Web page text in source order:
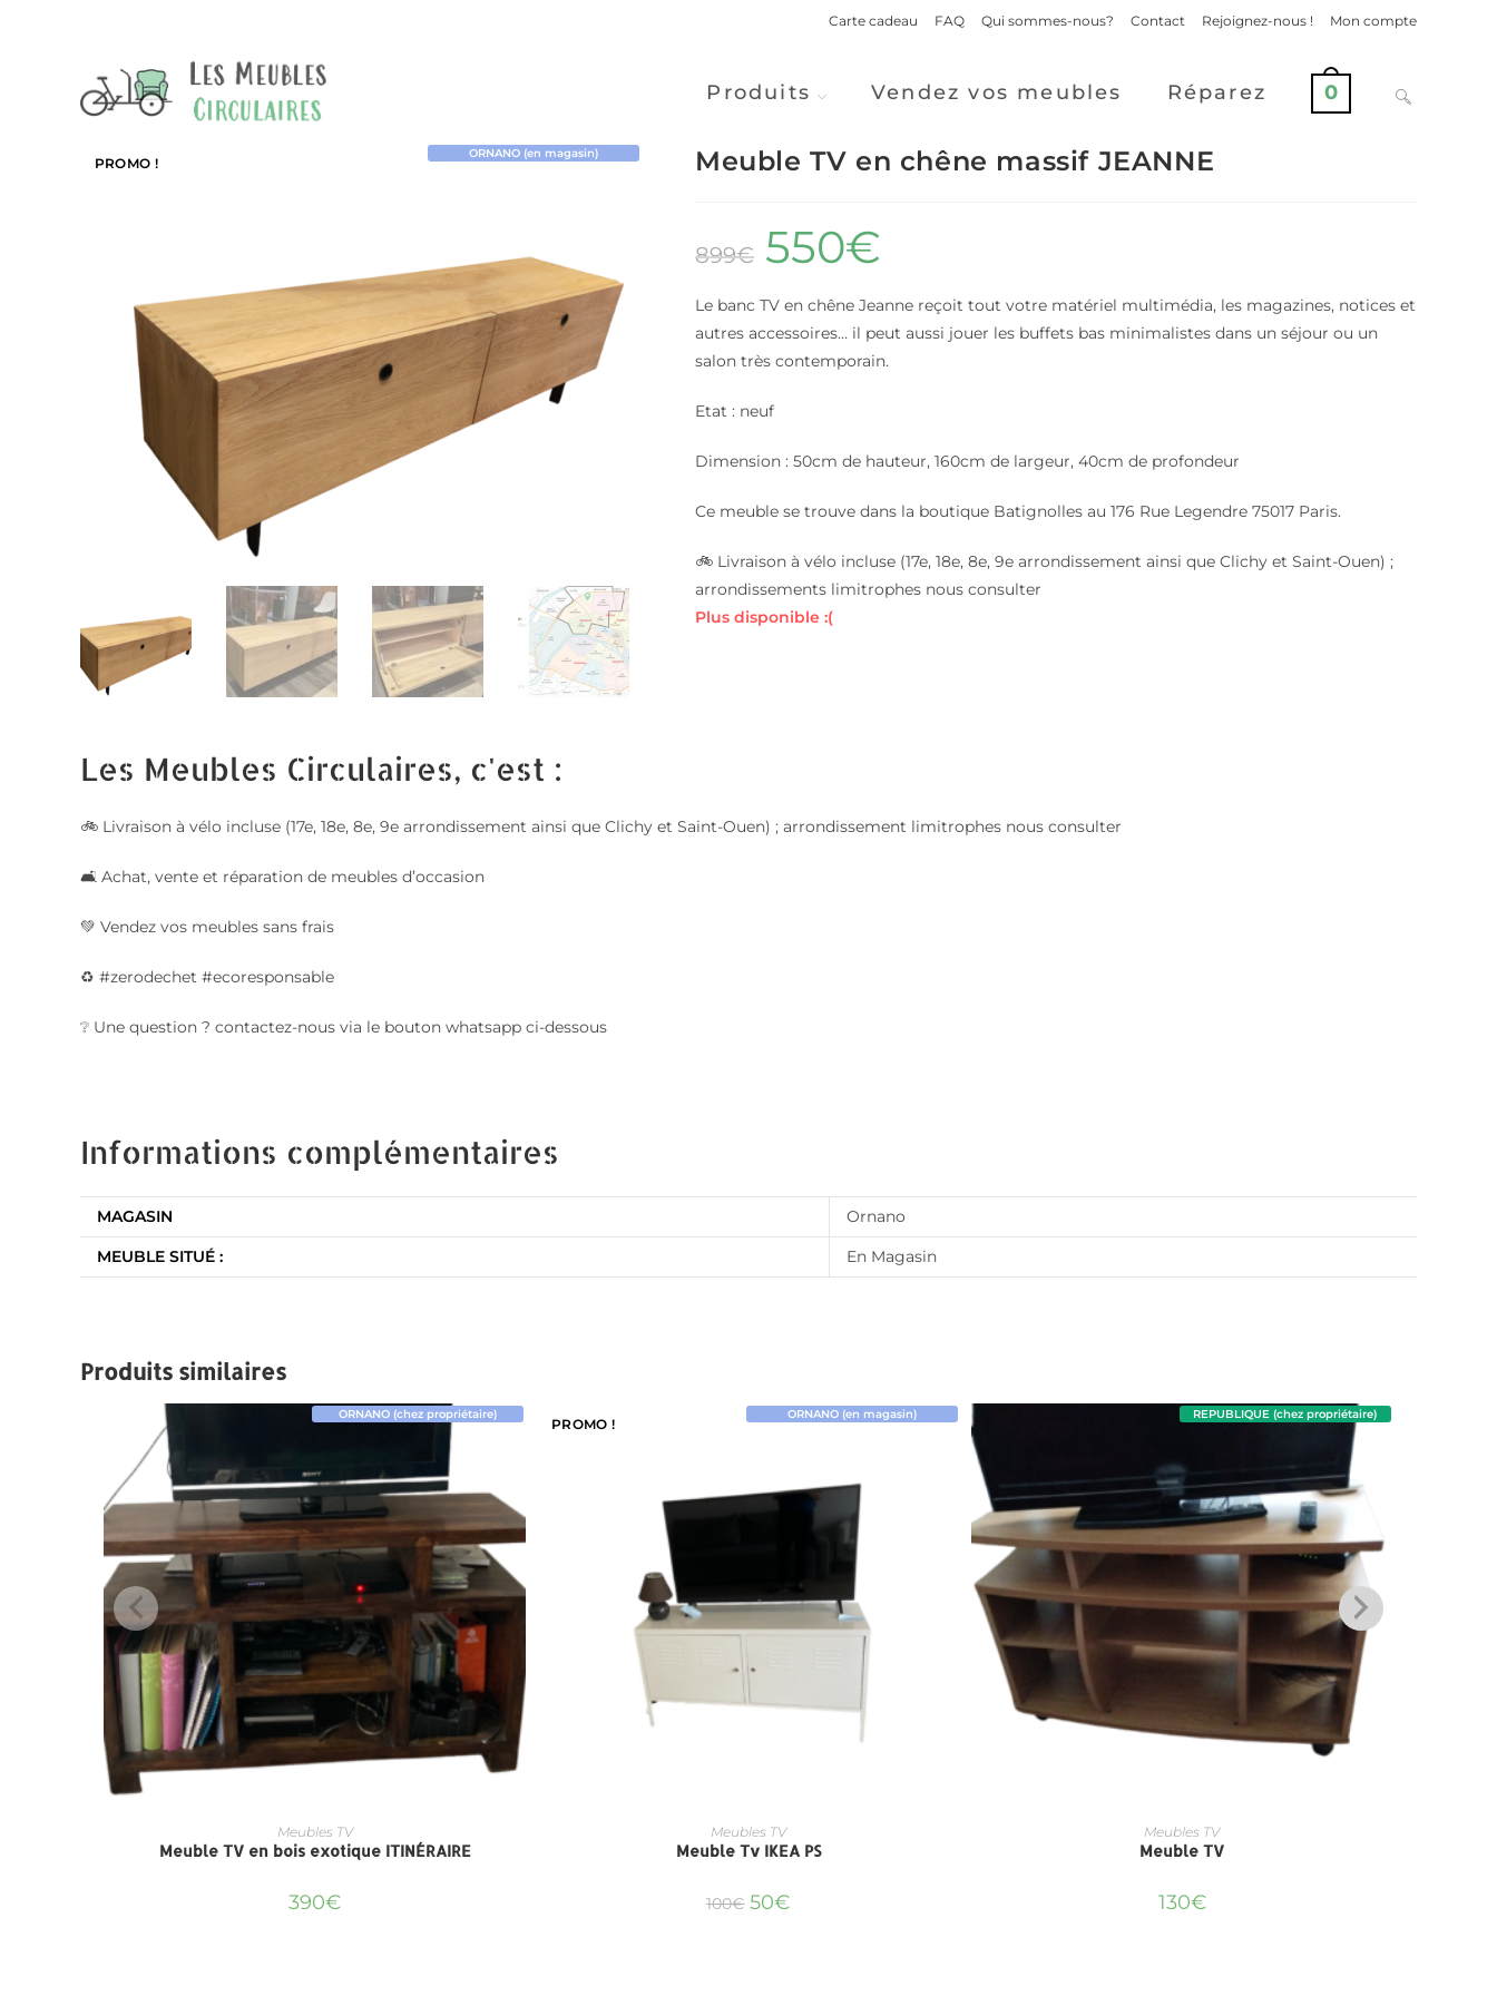
Carte cadeau FAQ Qui sommes-nous? Contact Rejoignez-nous ! Mon compte
Produits Vendez vos meubles Réparez 0
PROMO !
ORNANO (en magasin) Meuble TV en chêne massif JEANNE
899€ 550€
Le banc TV en chêne Jeanne reçoit tout votre matériel multimédia, les magazines, notices et
autres accessoires… il peut aussi jouer les buffets bas minimalistes dans un séjour ou un
salon très contemporain.
Etat : neuf
Dimension : 50cm de hauteur, 160cm de largeur, 40cm de profondeur
Ce meuble se trouve dans la boutique Batignolles au 176 Rue Legendre 75017 Paris.
🚲 Livraison à vélo incluse (17e, 18e, 8e, 9e arrondissement ainsi que Clichy et Saint-Ouen) ;
arrondissements limitrophes nous consulter
Plus disponible :(
Les Meubles Circulaires, c'est :
🚲 Livraison à vélo incluse (17e, 18e, 8e, 9e arrondissement ainsi que Clichy et Saint-Ouen) ; arrondissement limitrophes nous consulter
🛋️ Achat, vente et réparation de meubles d’occasion
💚 Vendez vos meubles sans frais
♻️ #zerodechet #ecoresponsable
❔ Une question ? contactez-nous via le bouton whatsapp ci-dessous
Informations complémentaires
MAGASIN
Ornano
MEUBLE SITUÉ :
En Magasin
Produits similaires
ORNANO (chez propriétaire)
Meubles TV
Meuble TV en bois exotique ITINÉRAIRE
390€
ORNANO (en magasin)
PROMO !
Meubles TV
Meuble Tv IKEA PS
100€ 50€
REPUBLIQUE (chez propriétaire)
Meubles TV
Meuble TV
130€